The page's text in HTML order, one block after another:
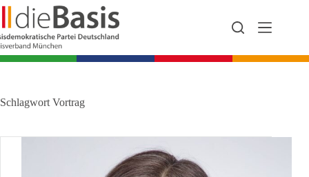
Zum
Inhalt
springen
Schlagwort Vortrag